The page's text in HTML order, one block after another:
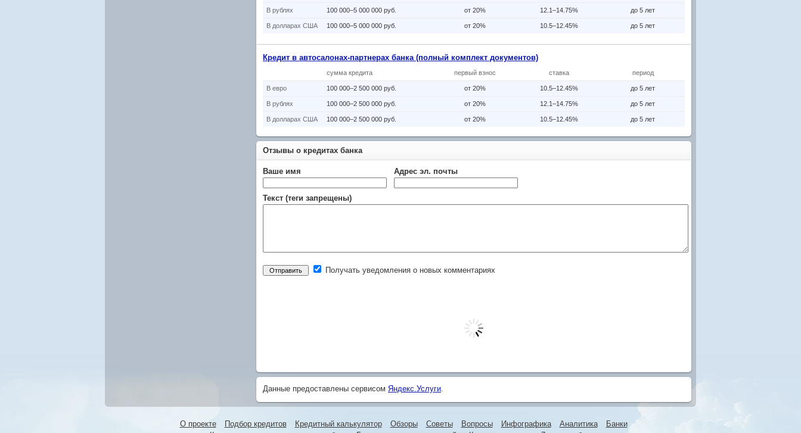
В рублях 100 000–5 000 000 руб. от 20% 12.1–14.75% до 5 лет
В долларах США 100 000–5 000 000 руб. от 20% 10.5–12.45% до 5 лет
Кредит в автосалонах-партнерах банка (полный комплект документов)
сумма кредита первый взнос ставка период
В eвро 100 000–2 500 000 руб. от 20% 10.5–12.45% до 5 лет
В рублях 100 000–2 500 000 руб. от 20% 12.1–14.75% до 5 лет
В долларах США 100 000–2 500 000 руб. от 20% 10.5–12.45% до 5 лет
Отзывы о кредитах банка
Ваше имя Адрес эл. почты
Текст (теги запрещены)
Получать уведомления о новых комментариях
Данные предоставлены сервисом Яндекс.Услуги.
О проекте Подбор кредитов Кредитный калькулятор Обзоры Советы Вопросы Инфографика Аналитика
Банки